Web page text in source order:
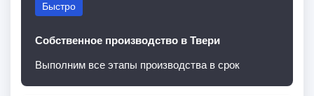
Быстро
Собственное производство в Твери
Выполним все этапы производства в срок